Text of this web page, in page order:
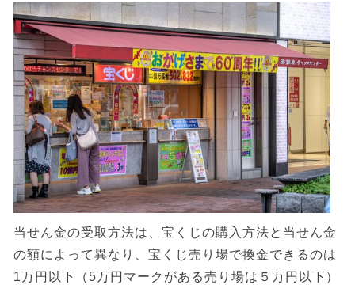
当せん金の受取方法は、宝くじの購入方法と当せん金
の額によって異なり、宝くじ売り場で換金できるのは
1万円以下（5万円マークがある売り場は５万円以下）